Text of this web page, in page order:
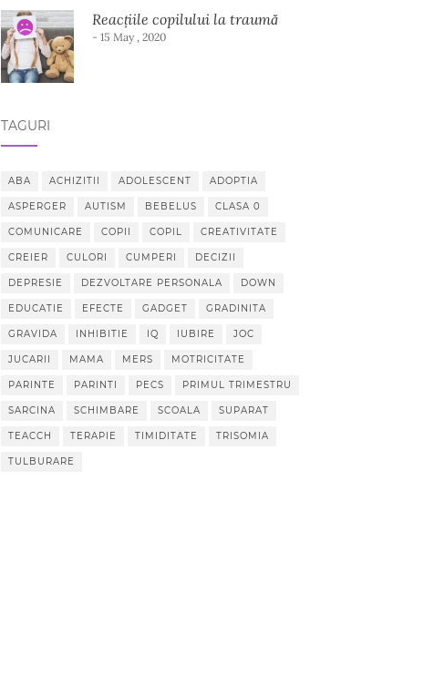
Reacțiile copilului la traumă
- 15 May , 2020
TAGURI
ABA ACHIZITII ADOLESCENT ADOPTIA
ASPERGER AUTISM BEBELUS CLASA 0
COMUNICARE COPII COPIL CREATIVITATE
CREIER CULORI CUMPERI DECIZII
DEPRESIE DEZVOLTARE PERSONALA DOWN
EDUCATIE EFECTE GADGET GRADINITA
GRAVIDA INHIBITIE IQ IUBIRE JOC
JUCARII MAMA MERS MOTRICITATE
PARINTE PARINTI PECS PRIMUL TRIMESTRU
SARCINA SCHIMBARE SCOALA SUPARAT
TEACCH TERAPIE TIMIDITATE TRISOMIA
TULBURARE